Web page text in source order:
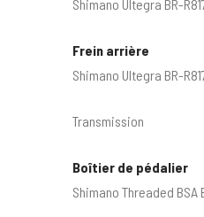
Shimano Ultegra BR-
Frein arrière
Shimano Ultegra BR-
Transmission
Boîtier de pédalier
Shimano Threaded BSA